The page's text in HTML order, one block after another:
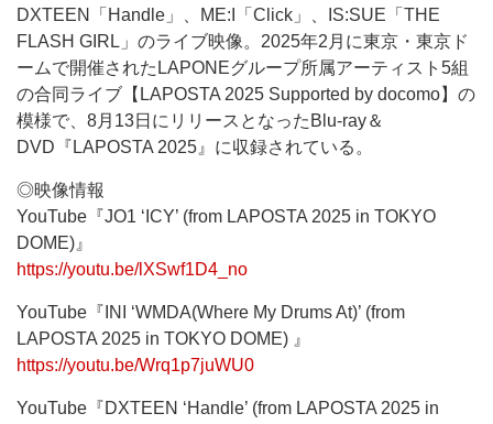
DXTEEN「Handle」、ME:I「Click」、IS:SUE「THE
FLASH GIRL」のライブ映像。2025年2月に東京・東京ド
ームで開催されたLAPONEグループ所属アーティスト5組
の合同ライブ【LAPOSTA 2025 Supported by docomo】の
模様で、8月13日にリリースとなったBlu-ray＆
DVD『LAPOSTA 2025』に収録されている。
◎映像情報
YouTube『JO1 ‘ICY’ (from LAPOSTA 2025 in TOKYO
DOME)』
https://youtu.be/lXSwf1D4_no
YouTube『INI ‘WMDA(Where My Drums At)’ (from
LAPOSTA 2025 in TOKYO DOME) 』
https://youtu.be/Wrq1p7juWU0
YouTube『DXTEEN ‘Handle’ (from LAPOSTA 2025 in